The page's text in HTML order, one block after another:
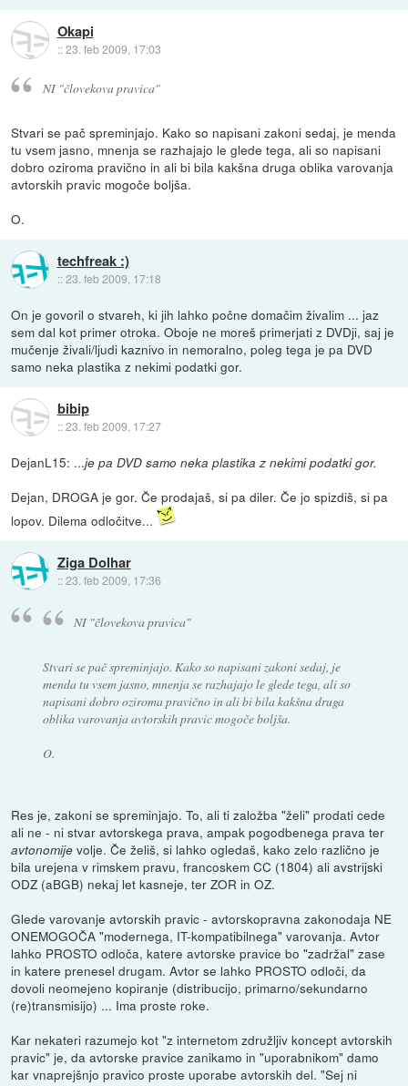
Okapi
::23. feb 2009, 17:03
NI "človekova pravica"
Stvari se pač spreminjajo. Kako so napisani zakoni sedaj, je menda
tu vsem jasno, mnenja se razhajajo le glede tega, ali so napisani
dobro oziroma pravično in ali bi bila kakšna druga oblika varovanja
avtorskih pravic mogoče boljša.
O.
techfreak :)
::23. feb 2009, 17:18
On je govoril o stvareh, ki jih lahko počne domačim živalim ... jaz
sem dal kot primer otroka. Oboje ne moreš primerjati z DVDji, saj je
mučenje živali/ljudi kaznivo in nemoralno, poleg tega je pa DVD
samo neka plastika z nekimi podatki gor.
bibip
::23. feb 2009, 17:27
DejanL15: ...je pa DVD samo neka plastika z nekimi podatki gor.
Dejan, DROGA je gor. Če prodajaš, si pa diler. Če jo spizdiš, si pa
lopov. Dilema odločitve...
Ziga Dolhar
::23. feb 2009, 17:36
NI "človekova pravica"
Stvari se pač spreminjajo. Kako so napisani zakoni sedaj, je
menda tu vsem jasno, mnenja se razhajajo le glede tega, ali so
napisani dobro oziroma pravično in ali bi bila kakšna druga
oblika varovanja avtorskih pravic mogoče boljša.
O.
Res je, zakoni se spreminjajo. To, ali ti založba "želi" prodati cede
ali ne - ni stvar avtorskega prava, ampak pogodbenega prava ter
avtonomije volje. Če želiš, si lahko ogledaš, kako zelo različno je
bila urejena v rimskem pravu, francoskem CC (1804) ali avstrijski
ODZ (aBGB) nekaj let kasneje, ter ZOR in OZ.
Glede varovanje avtorskih pravic - avtorskopravna zakonodaja NE
ONEMOGOČA "modernega, IT-kompatibilnega" varovanja. Avtor
lahko PROSTO odloča, katere avtorske pravice bo "zadržal" zase
in katere prenesel drugam. Avtor se lahko PROSTO odloči, da
dovoli neomejeno kopiranje (distribucijo, primarno/sekundarno
(re)transmisijo) ... Ima proste roke.
Kar nekateri razumejo kot "z internetom združljiv koncept avtorskih
pravic" je, da avtorske pravice zanikamo in "uporabnikom" damo
kar vnaprejšnjo pravico proste uporabe avtorskih del. "Sej ni